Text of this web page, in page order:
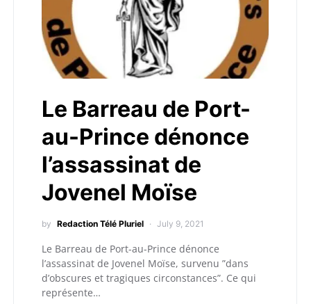
Le Barreau de Port-
au-Prince dénonce
l’assassinat de
Jovenel Moïse
by Redaction Télé Pluriel July 9, 2021
Le Barreau de Port-au-Prince dénonce
l’assassinat de Jovenel Moïse, survenu ”dans
d’obscures et tragiques circonstances”. Ce qui
représente…